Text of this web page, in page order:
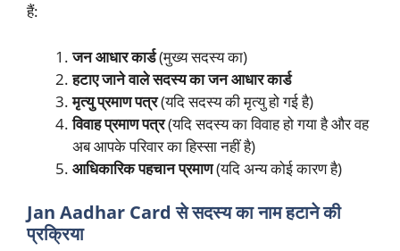
हैं:
जन आधार कार्ड(मुख्य सदस्य का)
हटाए जाने वाले सदस्य का जन आधार कार्ड
मृत्यु प्रमाण पत्र(यदि सदस्य की मृत्यु हो गई है)
विवाह प्रमाण पत्र(यदि सदस्य का विवाह हो गया है और वह
अब आपके परिवार का हिस्सा नहीं है)
आधिकारिक पहचान प्रमाण(यदि अन्य कोई कारण है)
Jan Aadhar Card से सदस्य का नाम हटाने की
प्रक्रिया